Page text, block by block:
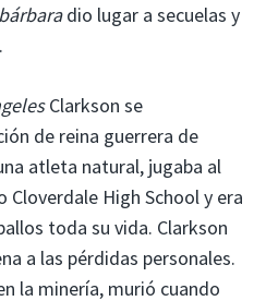
dio lugar a secuelas y
Clarkson se
de reina guerrera de
atleta natural, jugaba al
High School y era
toda su vida. Clarkson
a las pérdidas personales.
la minería, murió cuando